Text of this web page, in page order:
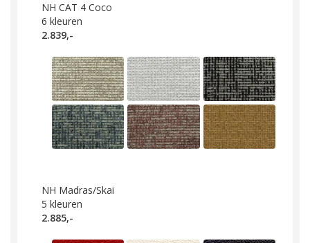
NH CAT 4 Coco
6 kleuren
2.839,-
NH Madras/Skai
5 kleuren
2.885,-